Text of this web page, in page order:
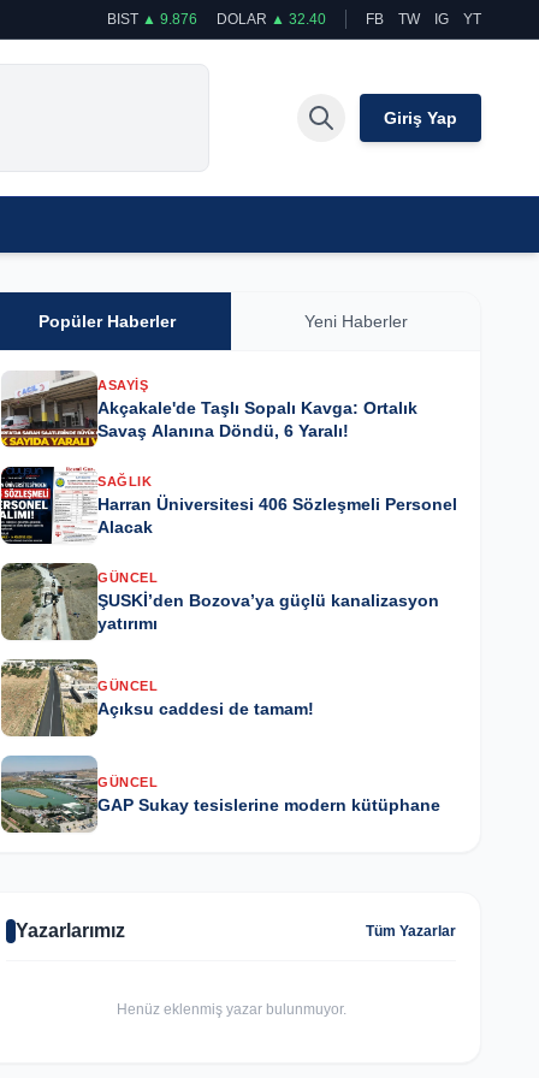
BIST ▲ 9.876 DOLAR ▲ 32.40 FB TW IG YT
Giriş Yap
Popüler Haberler Yeni Haberler
ASAYIŞ
Akçakale'de Taşlı Sopalı Kavga: Ortalık
Savaş Alanına Döndü, 6 Yaralı!
SAĞLIK
Harran Üniversitesi 406 Sözleşmeli Personel
Alacak
GÜNCEL
ŞUSKİ’den Bozova’ya güçlü kanalizasyon
yatırımı
GÜNCEL
Açıksu caddesi de tamam!
GÜNCEL
GAP Sukay tesislerine modern kütüphane
Yazarlarımız Tüm Yazarlar
Henüz eklenmiş yazar bulunmuyor.